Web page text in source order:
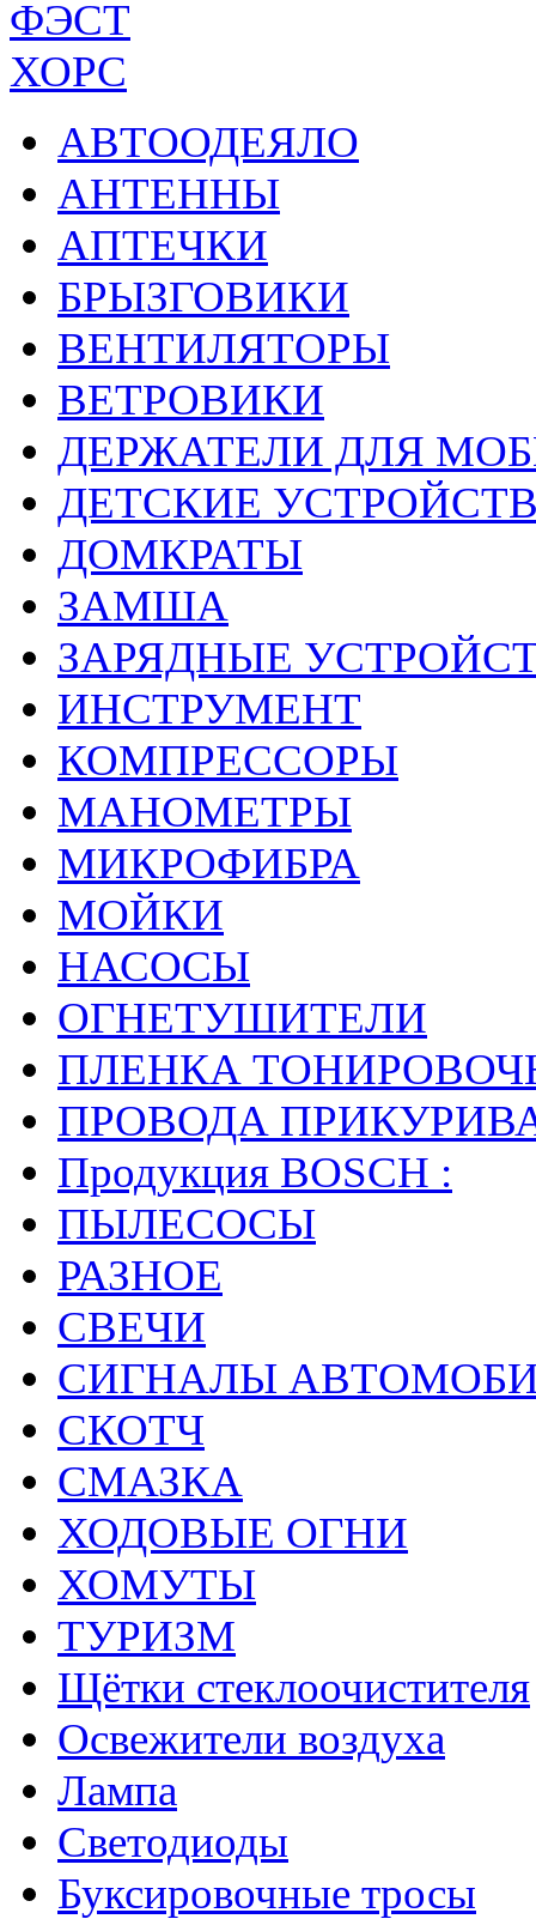
ФЭСТ
ХОРС
АВТООДЕЯЛО
АНТЕННЫ
АПТЕЧКИ
БРЫЗГОВИКИ
ВЕНТИЛЯТОРЫ
ВЕТРОВИКИ
ДЕРЖАТЕЛИ ДЛЯ
ДЕТСКИЕ
ДОМКРАТЫ
ЗАМША
ЗАРЯДНЫЕ
ИНСТРУМЕНТ
КОМПРЕССОРЫ
МАНОМЕТРЫ
МИКРОФИБРА
МОЙКИ
НАСОСЫ
ОГНЕТУШИТЕЛИ
ПЛЕНКА
ПРОВОДА
Продукция BOSCH :
ПЫЛЕСОСЫ
РАЗНОЕ
СВЕЧИ
СИГНАЛЫ
СКОТЧ
СМАЗКА
ХОДОВЫЕ ОГНИ
ХОМУТЫ
ТУРИЗМ
Щётки стеклоочистителя
Освежители воздуха
Лампа
Светодиоды
Буксировочные тросы